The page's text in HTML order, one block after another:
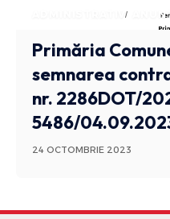
ADMINISTRATIV
Primăria
semnarea
nr. 2286DOT/
5486/
24 OCTOMBRIE 2023